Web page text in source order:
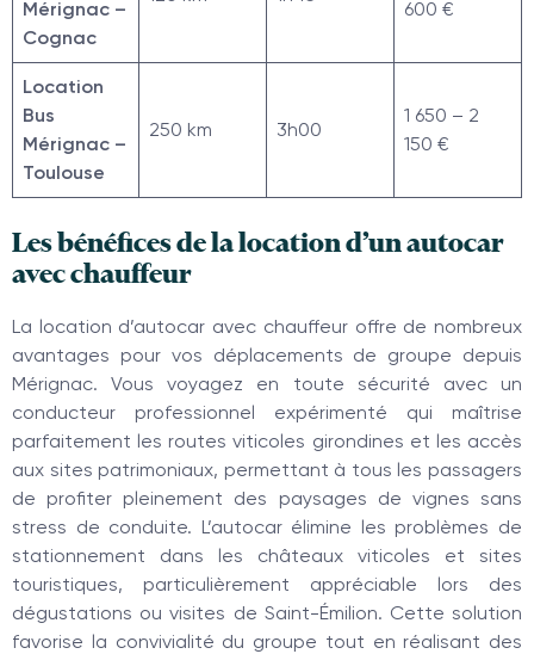
Mérignac –
Cognac
600 €
Location
Bus
Mérignac –
Toulouse
250 km 3h00
1 650 – 2
150 €
Les bénéfices de la location d’un autocar
avec chauffeur
La location d’autocar avec chauffeur offre de nombreux
avantages pour vos déplacements de groupe depuis
Mérignac. Vous voyagez en toute sécurité avec un
conducteur professionnel expérimenté qui maîtrise
parfaitement les routes viticoles girondines et les accès
aux sites patrimoniaux, permettant à tous les passagers
de profiter pleinement des paysages de vignes sans
stress de conduite. L’autocar élimine les problèmes de
stationnement dans les châteaux viticoles et sites
touristiques, particulièrement appréciable lors des
dégustations ou visites de Saint-Émilion. Cette solution
favorise la convivialité du groupe tout en réalisant des